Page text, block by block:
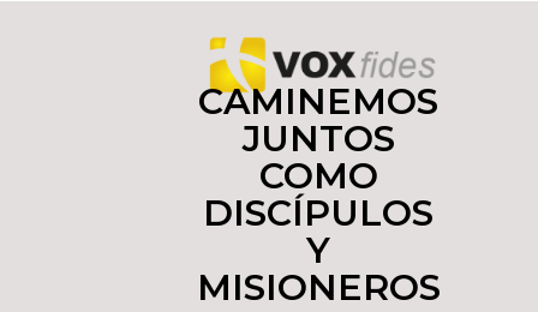
CAMINEMOS
JUNTOS
COMO
DISCÍPULOS
Y
MISIONEROS